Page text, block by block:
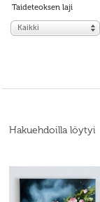
Taideteoksen laji
Kaikki
Hakuehdoilla löytyi